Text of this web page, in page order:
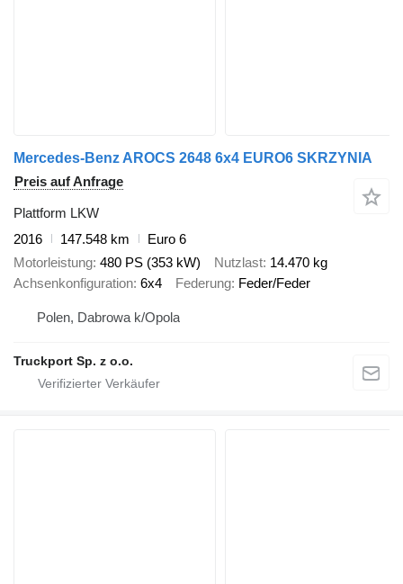
Mercedes-Benz AROCS 2648 6x4 EURO6 SKRZYNIA
Preis auf Anfrage
Plattform LKW
2016
147.548 km
Euro 6
Motorleistung 480 PS (353 kW) Nutzlast 14.470 kg
Achsenkonfiguration 6x4 Federung Feder/Feder
Polen, Dabrowa k/Opola
Truckport Sp. z o.o.